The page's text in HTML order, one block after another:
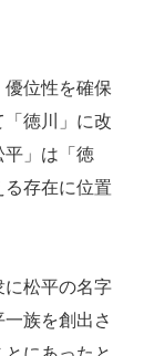
位性を確保
徳川」に改
平」は「徳
る存在に位置
松平の名字
族を創出さ